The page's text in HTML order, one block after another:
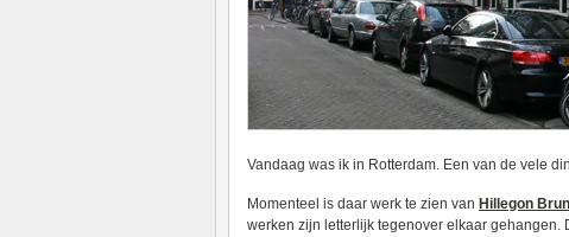
Vandaag was ik in Rotterdam. Een van de vele
Momenteel is daar werk te zien van Hillegon
werken zijn letterlijk tegenover elkaar gehangen.